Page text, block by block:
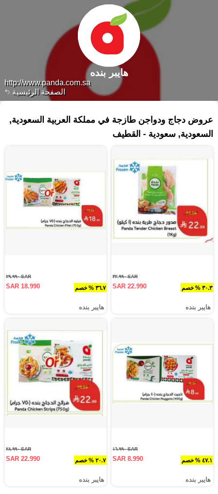
الصفحة الرئيسية
http://www.panda.com.sa
هايبر بنده
عروض دجاج ودواجن طازجة في مملكة العربية السعودية,
السعودية, سعودية - القطيف‎
٣٠.٣ % خصم
SAR ٣٢.٩٩٠
SAR 22.990
هايبر بنده
٣٦.٧ % خصم
SAR ٢٩.٩٩٠
SAR 18.990
هايبر بنده
٤٧.١ % خصم
SAR ١٦.٩٩٠
SAR 8.990
هايبر بنده
٢٠.٧ % خصم
SAR ٢٨.٩٩٠
SAR 22.990
هايبر بنده